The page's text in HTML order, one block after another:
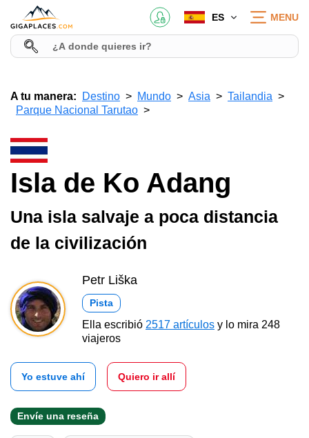
ES MENU
A tu manera: Destino Mundo Asia
Tailandia
Parque Nacional Tarutao
Isla de Ko Adang
Una isla salvaje a poca distancia
de la civilización
Petr Liška
Pista
Ella escribió 2517 artículos y lo mira 248
viajeros
Yo estuve ahí Quiero ir allí
Envíe una reseña